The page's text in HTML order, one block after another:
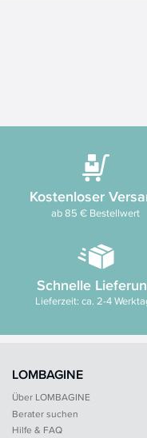
Kostenloser
ab 85 € Bestellwert
Schnelle
Lieferzeit: ca. 2-4
LOMBAGINE
Über LOMBAGINE
Berater suchen
Hilfe & FAQ